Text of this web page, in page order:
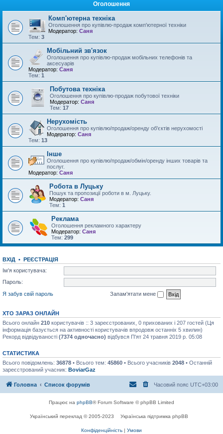
Оголошення
Комп'ютерна техніка
Оголошення про купівлю-продаж комп'ютерної техніки
Модератор: Саня
Тем: 3
Мобільний зв'язок
Оголошення про купівлю-продаж мобільних телефонів та
аксесуарів
Модератор: Саня
Тем: 1
Побутова техніка
Оголошення про купівлю-продаж побутової техніки
Модератор: Саня
Тем: 17
Нерухомість
Оголошення про купівлю/продаж/оренду об'єктів нерухомості
Модератор: Саня
Тем: 13
Інше
Оголошення про купівлю/продаж/обмін/оренду інших товарів та
послуг.
Модератор: Саня
Робота в Луцьку
Пошук та пропозиції роботи в м. Луцьку.
Модератор: Саня
Тем: 1
Реклама
Оголошення рекламного характеру
Модератор: Саня
Тем: 299
ВХІД • РЕЄСТРАЦІЯ
Ім'я користувача:
Пароль:
Я забув свій пароль
Запам'ятати мене
ХТО ЗАРАЗ ОНЛАЙН
Всього онлайн 210 користувачів :: 3 зареєстрованих, 0 прихованих і 207 гостей (Ця
інформація базується на активності користувачів впродовж останніх 5 хвилин)
Рекорд відвідуваності (7374 одночасно) відбувся П'ят 24 травня 2019 р. 05:08
СТАТИСТИКА
Всього повідомлень: 36878 • Всього тем: 45860 • Всього учасників 2048 • Останній
зареєстрований учасник: BoviarGaz
Головна Список форумів Часовий пояс UTC+03:00
Працює на phpBB® Forum Software © phpBB Limited
Український переклад © 2005-2023 Українська підтримка phpBB
Конфіденційність | Умови